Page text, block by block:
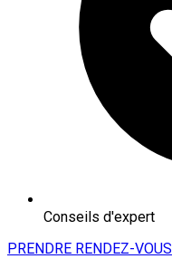
Conseils d'expert
PRENDRE RENDEZ-VOUS